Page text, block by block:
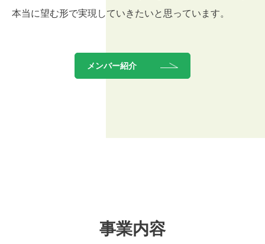
本当に望む形で実現していきたいと思っています。
メンバー紹介
事業内容